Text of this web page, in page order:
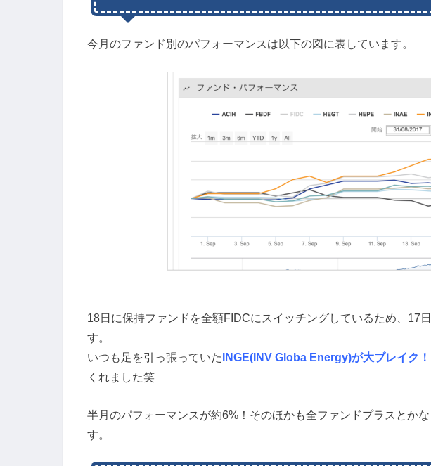
今月のファンド別のパフォーマンスは以下の図に表しています。
18日に保持ファンドを全額FIDCにスイッチングしているため、17
す。
いつも足を引っ張っていたINGE(INV Globa Energy)が大ブレイク！
くれました笑
半月のパフォーマンスが約6%！そのほかも全ファンドプラスとか
す。